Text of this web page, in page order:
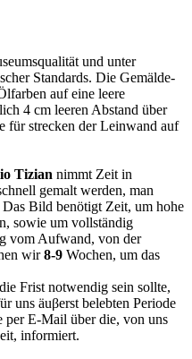
und unter
Standards. Die Gemälde-
auf eine leere
4 cm leeren Abstand über
für strecken der Leinwand auf
Tizian nimmt Zeit in
gemalt werden, man
Bild benötigt Zeit, um hohe
sowie um vollständig
vom Aufwand, von der
wir8-9 Wochen, um das
Frist notwendig sein sollte,
uns äuβerst belebten Periode
per E-Mail über die, von uns
informiert.